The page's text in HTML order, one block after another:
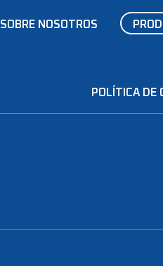
SOBRE NOSOTROS
POLÍTICA DE